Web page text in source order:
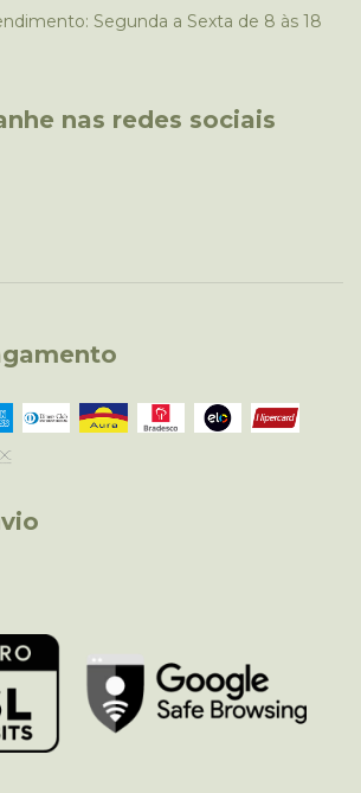
Segunda a Sexta de 8 às 18
nas redes sociais